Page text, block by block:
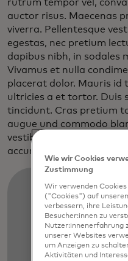
rutrum tempor vel,
auctor risus. Maecenas
viverra. Pellentesque
egestas, nec pretium
dapibus nibh, in sodales
Vivamus et nulla
placerat dolor. Mauris id
ultricies a et tortor. Duis
tincidunt. Cras pretium
augue und commodo
vestibulum ante et
accumsan sit amet nisl
Wie wir Cookies
Zustimmung
Wir verwenden
("Cookies") auf
verbessern, ihre
Besucher:innen zu
Nutzer:innenerfahrung
unserer Websites
um Anzeigen zu
Aktivitäten und